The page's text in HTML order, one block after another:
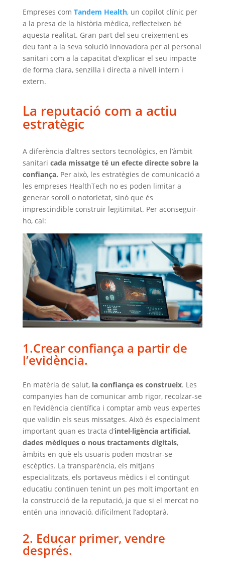
Empreses com Tandem Health, un copilot clínic per
a la presa de la història mèdica, reflecteixen bé
aquesta realitat. Gran part del seu creixement es
deu tant a la seva solució innovadora per al personal
sanitari com a la capacitat d’explicar el seu impacte
de forma clara, senzilla i directa a nivell intern i
extern.
La reputació com a actiu
estratègic
A diferència d’altres sectors tecnològics, en l’àmbit
sanitari cada missatge té un efecte directe sobre la
confiança. Per això, les estratègies de comunicació a
les empreses HealthTech no es poden limitar a
generar soroll o notorietat, sinó que és
imprescindible construir legitimitat. Per aconseguir-
ho, cal:
1.Crear confiança a partir de
l’evidència.
En matèria de salut, la confiança es construeix. Les
companyies han de comunicar amb rigor, recolzar-se
en l’evidència científica i comptar amb veus expertes
que validin els seus missatges. Això és especialment
important quan es tracta d’intel·ligència artificial,
dades mèdiques o nous tractaments digitals,
àmbits en què els usuaris poden mostrar-se
escèptics. La transparència, els mitjans
especialitzats, els portaveus mèdics i el contingut
educatiu continuen tenint un pes molt important en
la construcció de la reputació, ja que si el mercat no
entén una innovació, difícilment l’adoptarà.
2. Educar primer, vendre
després.